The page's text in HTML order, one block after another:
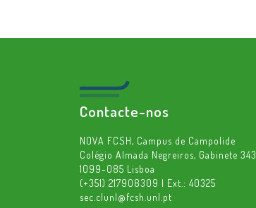
Contacte-nos
NOVA FCSH, Campus de Campolide
Colégio Almada Negreiros, Gabinete 343
1099-085 Lisboa
(+351) 217908309 | Ext.: 40325
sec.clunl@fcsh.unl.pt